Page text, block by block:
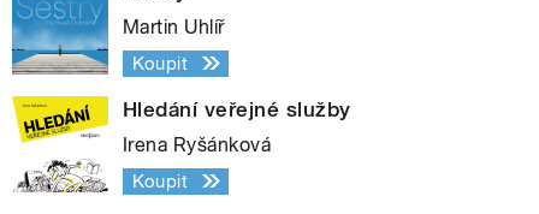
Martin Uhlíř
Koupit
Hledání veřejné služby
Irena Ryšánková
Koupit